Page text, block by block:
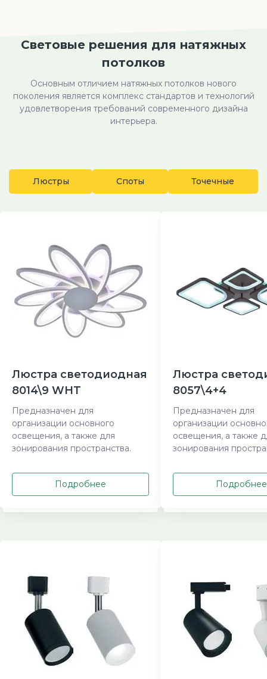
Световые решения для натяжных
потолков
Основным отличием натяжных потолков нового
поколения является комплекс стандартов и технологий
удовлетворения требований современного дизайна
интерьера.
Люстры Споты Точечные
Люстра светодиодная
8014\9 WHT
Предназначен для
организации основного
освещения, а также для
зонирования пространства.
Подробнее
Люстра
8057\4+4
Предназначен для
организации
освещения, а также
зонирования
Подробнее